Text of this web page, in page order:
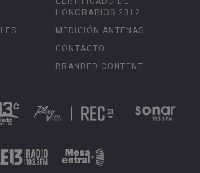
HONORARIOS 2012
MEDICIÓN ANTENAS
CONTACTO
BRANDED CONTENT